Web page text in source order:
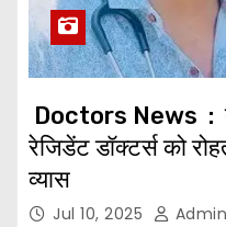
Doctors News :
रेजिडेंट डॉक्टर्स को
व्यास
Jul 10, 2025 Admin